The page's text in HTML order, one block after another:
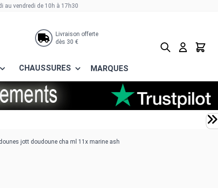
au vendredi de 10h à 17h30
Livraison offerte
dès 30 €
CHAUSSURES MARQUES
Rechercher
Panier
jott doudoune cha ml 11x marine ash